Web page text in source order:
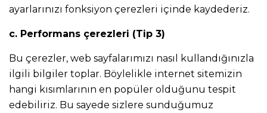
ayarlarınızı fonksiyon çerezleri içinde kaydederiz.
c. Performans çerezleri (Tip 3)
Bu çerezler, web sayfalarımızı nasıl kullandığınızla
ilgili bilgiler toplar. Böylelikle internet sitemizin
hangi kısımlarının en popüler olduğunu tespit
edebiliriz. Bu sayede sizlere sunduğumuz